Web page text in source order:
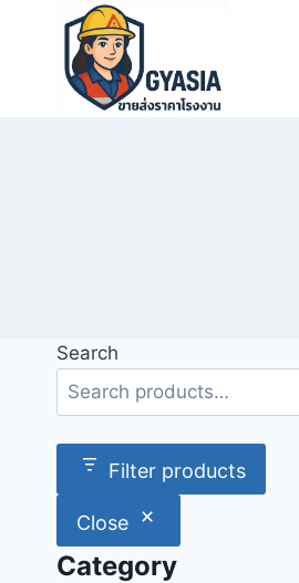
content
Search
Filter products
Close
Category